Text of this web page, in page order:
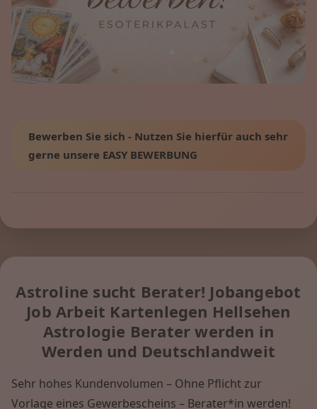
Bewerben Sie sich - Nutzen Sie hierfür auch sehr
gerne unsere EASY BEWERBUNG
Astroline sucht Berater! Jobangebot
Job Arbeit Kartenlegen Hellsehen
Astrologie Berater werden in
Werden und Deutschlandweit
Sehr hohes Kundenvolumen – Ohne Pflicht zur
Vorlage eines Gewerbescheins – Berater*in werden!